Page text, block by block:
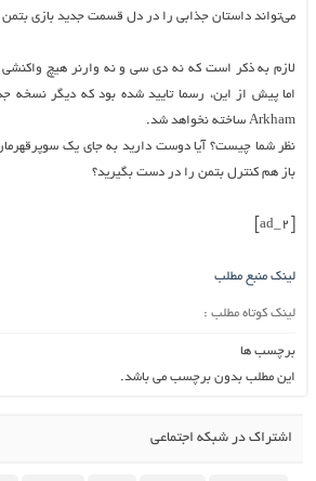
می‌تواند داستان جذابی را در دل قسمت جدید بازی بتمن
لازم به ذکر است که نه دی سی و نه وارنر هیچ واکنشی
Arkham ساخته نخواهد شد.
نظر شما چیست؟ آیا دوست دارید به جای یک
باز هم کنترل بتمن را در دست بگیرید؟
لینک منبع مطلب
لینک کوتاه مطلب :
برچسب ها
این مطلب بدون برچسب می باشد.
اشتراک در شبکه اجتماعی